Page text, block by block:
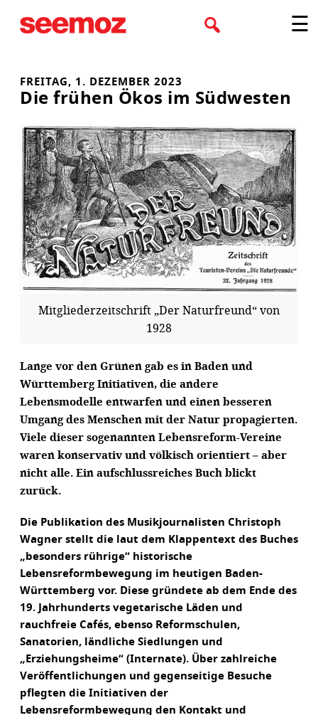
Inhalt
☰
FREITAG, 1. DEZEMBER 2023
Die frühen Ökos im Südwesten
Mitgliederzeitschrift „Der Naturfreund“ von
1928
Lange vor den Grünen gab es in Baden und
Württemberg Initiativen, die andere
Lebensmodelle entwarfen und einen besseren
Umgang des Menschen mit der Natur propagierten.
Viele dieser sogenannten Lebensreform-Vereine
waren konservativ und völkisch orientiert – aber
nicht alle. Ein aufschlussreiches Buch blickt
zurück.
Die Publikation des Musikjournalisten Christoph
Wagner stellt die laut dem Klappentext des Buches
„besonders rührige“ historische
Lebensreformbewegung im heutigen Baden-
Württemberg vor. Diese gründete ab dem Ende des
19. Jahrhunderts vegetarische Läden und
rauchfreie Cafés, ebenso Reformschulen,
Sanatorien, ländliche Siedlungen und
„Erziehungsheime“ (Internate). Über zahlreiche
Veröffentlichungen und gegenseitige Besuche
pflegten die Initiativen der
Lebensreformbewegung den Kontakt und